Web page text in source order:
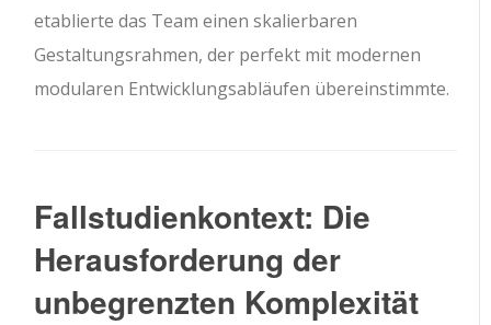
etablierte das Team einen skalierbaren
Gestaltungsrahmen, der perfekt mit modernen
modularen Entwicklungsabläufen übereinstimmte.
Fallstudienkontext: Die
Herausforderung der
unbegrenzten Komplexität